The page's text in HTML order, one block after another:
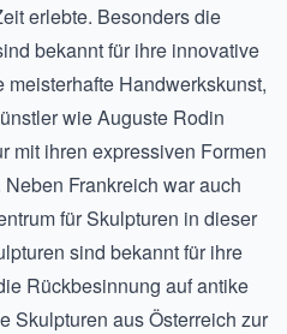
erlebte. Besonders die
bekannt für ihre innovative
Handwerkskunst,
wie Auguste Rodin
mit ihren expressiven Formen
Frankreich war auch
für Skulpturen in dieser
sind bekannt für ihre
Rückbesinnung auf antike
Skulpturen aus Österreich zur